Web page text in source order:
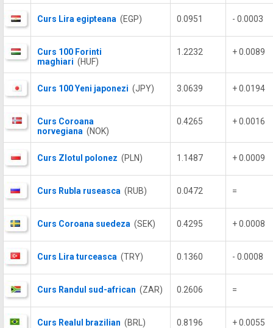
Curs Lira egipteana (EGP) 0.0951 - 0.0003
Curs 100 Forinti
maghiari (HUF)
1.2232 + 0.0089
Curs 100 Yeni japonezi (JPY) 3.0639 + 0.0194
Curs Coroana
norvegiana (NOK)
0.4265 + 0.0016
Curs Zlotul polonez (PLN) 1.1487 + 0.0009
Curs Rubla ruseasca (RUB) 0.0472 =
Curs Coroana suedeza (SEK) 0.4295 + 0.0008
Curs Lira turceasca (TRY) 0.1360 - 0.0008
Curs Randul sud-african (ZAR) 0.2606 =
Curs Realul brazilian (BRL) 0.8196 + 0.0055